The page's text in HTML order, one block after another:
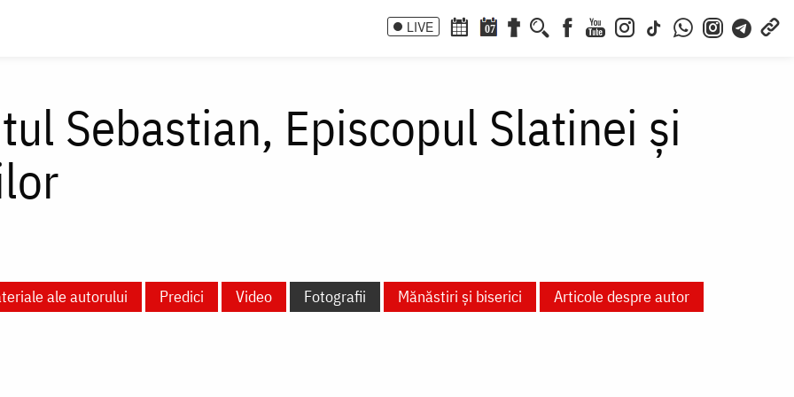
LIVE 07
Sebastian, Episcopul Slatinei și
ale autorului Predici Video Fotografii Mănăstiri și biserici
Articole despre autor